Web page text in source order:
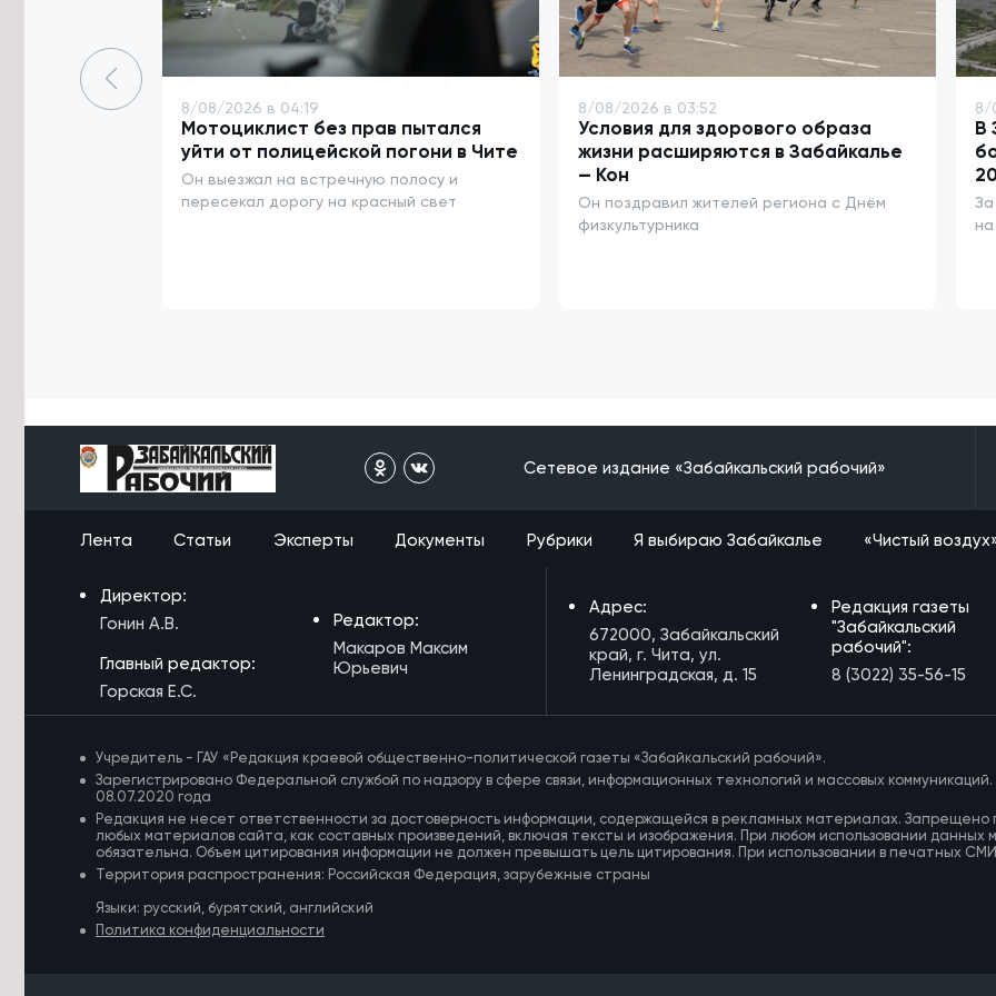
срок за поджог двух автомобилей
из-за конфликта
7/08/2026 в 16:54
Высокий уровень заболеваемости
энтеровирусом сохраняется в
Забайкалье
7/08/2026 в 16:29
Прокуратура потребовала
проведению Единого дня
голосования обсудили в Забайкалье
7/08/2026 в 15:38
раза превышает
среднероссийский уровень
7/08/2026 в 15:21
Росгвардейцы потушили
загоревшийся дом в Акше и спасли
двоих детей
7/08/2026 в 15:04
7/08/2026 в 14:39
Конструкторское бюро «Ветер» в
Забайкалье развивает технологии
ИИ для БПЛА
Пожарные-десантники из
Забайкалья проведут ротацию в
8/08/2026 в 04:19
Мотоциклист без прав пытался
уйти от полицейской погони в Чите
Он выезжал на встречную полосу и
пересекал дорогу на красный свет
8/08/2026 в 03:52
Условия для здорового образа
жизни расширяются в Забайкалье
— Кон
Он поздравил жителей региона с Днём
физкультурника
8/
В
За
на
Сетевое издание «Забайкальский рабочий»
Лента Статьи Эксперты Документы Рубрики Я выбираю Забайкалье «Чистый
Директор:
Гонин А.В.
Главный редактор:
Горская Е.С.
Редактор:
Макаров Максим
Юрьевич
Адрес:
672000, Забайкальский
край, г. Чита, ул.
Ленинградская, д. 15
Редакция газеты
"Забайкальский
рабочий":
8 (3022) 35-56-15
Учредитель - ГАУ «Редакция краевой общественно-политической газеты «Забайкальский рабочий».
Зарегистрировано Федеральной службой по надзору в сфере связи, информационных технологий и массовых
08.07.2020 года
Редакция не несет ответственности за достоверность информации, содержащейся в рекламных материалах.
любых материалов сайта, как составных произведений, включая тексты и изображения. При любом использовании
обязательна. Объем цитирования информации не должен превышать цель цитирования. При использовании в печатных
Территория распространения: Российская Федерация, зарубежные страны
Языки: русский, бурятский, английский
Политика конфиденциальности